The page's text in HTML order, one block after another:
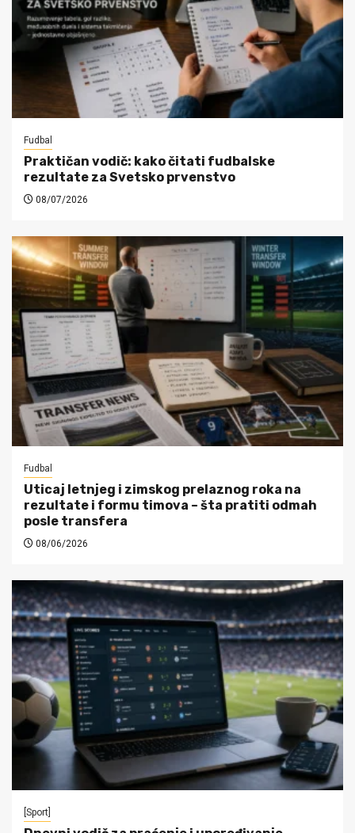
Fudbal
Praktičan vodič: kako čitati fudbalske
rezultate za Svetsko prvenstvo
08/07/2026
Fudbal
Uticaj letnjeg i zimskog prelaznog roka na
rezultate i formu timova – šta pratiti odmah
posle transfera
08/06/2026
[Sport]